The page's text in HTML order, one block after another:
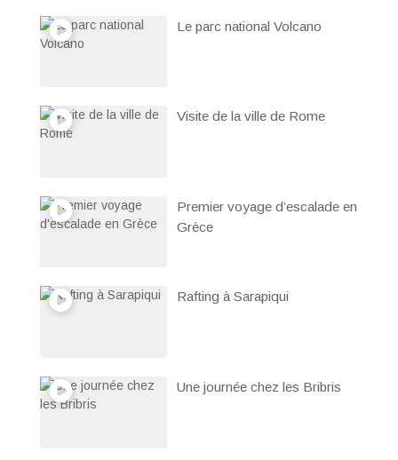
Le parc national Volcano
Visite de la ville de Rome
Premier voyage d’escalade en
Grèce
Rafting à Sarapiqui
Une journée chez les Bribris